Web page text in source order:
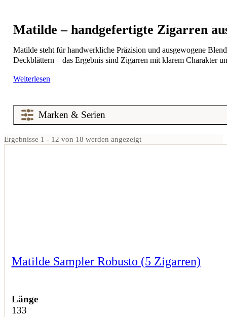
Matilde – handgefertigte Zigarren
Matilde steht für handwerkliche Präzision und ausgewogene
Deckblättern – das Ergebnis sind Zigarren mit klarem Charakter
Weiterlesen
Ergebnisse 1 - 12 von 18 werden angezeigt
Matilde Sampler Robusto (5 Zigarren)
Länge
133